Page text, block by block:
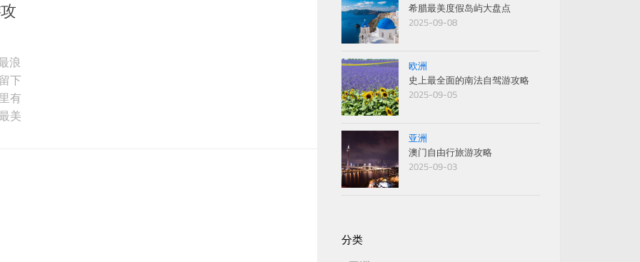
浪
下
有
美
希腊最美度假岛屿大盘点
2025-09-08
欧洲
史上最全面的南法自驾游攻略
2025-09-05
亚洲
澳门自由行旅游攻略
2025-09-03
分类